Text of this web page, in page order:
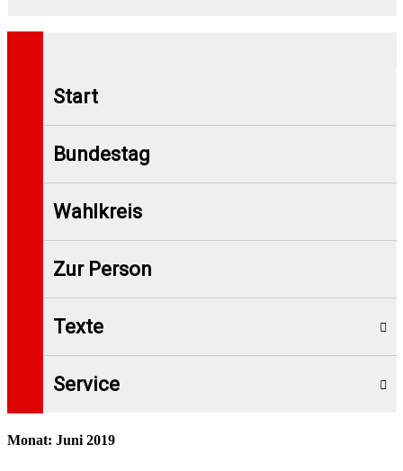
Start
Bundestag
Wahlkreis
Zur Person
Texte
Service
Monat: Juni 2019